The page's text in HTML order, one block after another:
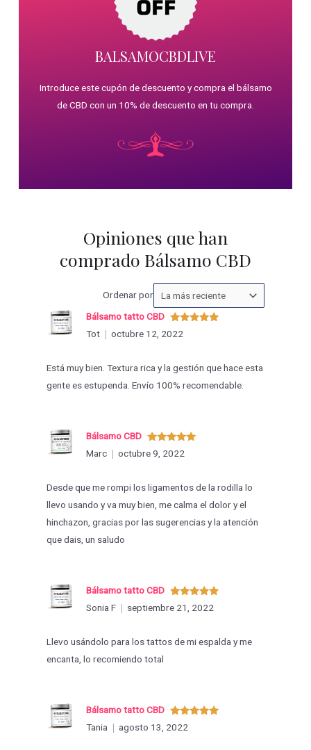
BALSAMOCBDLIVE
Introduce este cupón de descuento y compra el bálsamo
de CBD con un 10% de descuento en tu compra.
Opiniones que han
comprado Bálsamo CBD
Ordenar porOrdenar
las
Valorado
con
Bálsamo tatto CBD
Tot
octubre 12, 2022
Está muy bien. Textura rica y la gestión que hace esta
gente es estupenda. Envío 100% recomendable.
Valorado
con5de 5
Bálsamo CBD
Marc
octubre 9, 2022
Desde que me rompi los ligamentos de la rodilla lo
llevo usando y va muy bien, me calma el dolor y el
hinchazon, gracias por las sugerencias y la atención
que dais, un saludo
Valorado
con 5de 5
Bálsamo tatto CBD
Sonia F
septiembre 21, 2022
Llevo usándolo para los tattos de mi espalda y me
encanta, lo recomiendo total
Valorado
con
Bálsamo tatto CBD
Tania
agosto 13, 2022